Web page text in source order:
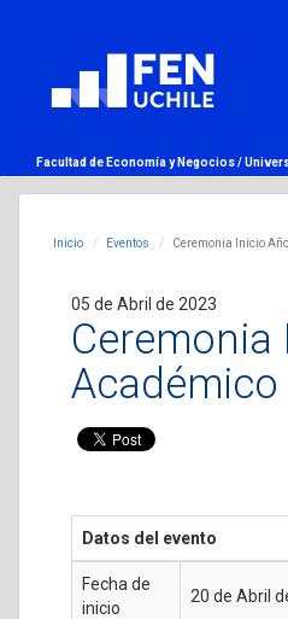
Facultad de Economía y Negocios /
Inicio Eventos Ceremonia Inicio
05 de Abril de 2023
Ceremonia
Académico
Datos del evento
Fecha de
inicio
20 de Abril